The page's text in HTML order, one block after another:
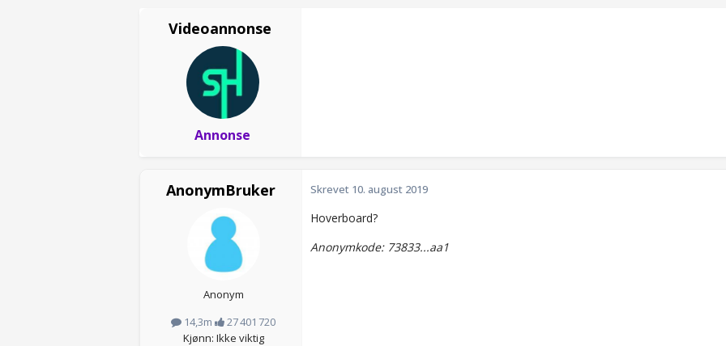
Videoannonse
Annonse
AnonymBruker
Anonym
14,3m
27 401 720
Kjønn: Ikke viktig
Skrevet 10. august 2019
Hoverboard?
Anonymkode: 73833...aa1